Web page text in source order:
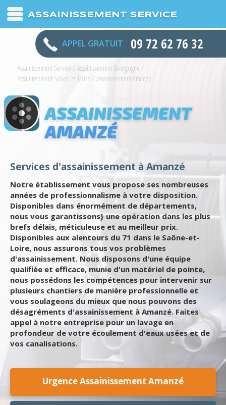
ASSAINISSEMENT SERVICE
APPEL GRATUIT 09 72 62 76 32
Assainissement Service / Assainissement Bourgogne /
Assainissement Saône-et-Loire / Assainissement Amanzé
ASSAINISSEMENT
AMANZÉ
Services d'assainissement à Amanzé
Notre établissement vous propose ses nombreuses
années de professionnalisme à votre disposition.
Disponibles dans énormément de départements,
nous vous garantissons} une opération dans les plus
brefs délais, méticuleuse et au meilleur prix.
Disponibles aux alentours du 71 dans le Saône-et-
Loire, nous assurons tous vos problèmes
d'assainissement. Nous disposons d'une équipe
qualifiée et efficace, munie d'un matériel de pointe,
nous possédons les compétences pour intervenir sur
plusieurs chantiers de manière professionnelle et
vous soulageons du mieux que nous pouvons des
désagréments d'assainissement à Amanzé. Faites
appel à notre entreprise pour un lavage en
profondeur de votre écoulement d'eaux usées et de
vos canalisations.
Urgence Assainissement Amanzé